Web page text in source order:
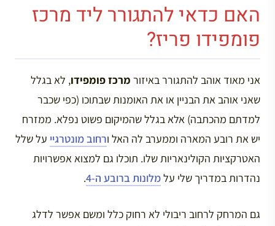
האם כדאי להתגורר ליד מרכז
פומפידו פריז?
אני מאוד אוהב להתגורר באיזור מרכז פומפידו, לא בגלל
שאני אוהב את הבניין או את האומנות שבתוכו (כפי שכבר
למדתם מהכתבה) אלא בגלל שהמיקום פשוט נפלא. ממזרח
יש את רובע המארה וממערב לה האל ורחוב מונטרגיי על שלל
האטרקציות הקולינאריות שלו. תוכלו גם למצוא אפשרויות
נהדרות במדריך שלי עלמלונות ברובע ה-4 .
גם המרחק לרחוב ריבולי לא רחוק כלל ומשם אפשר לדלג